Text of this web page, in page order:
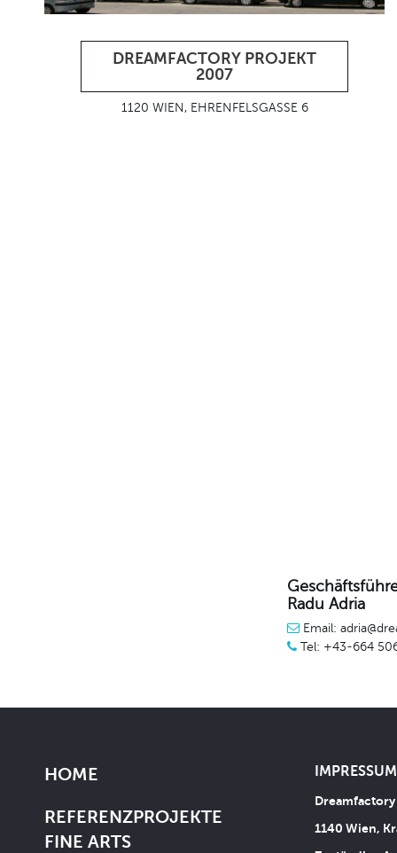
DREAMFACTORY PROJEKT
2007
1120 WIEN, EHRENFELSGASSE 6
Radu Adria
Email:
Tel: +43-664
HOME
REFERENZPROJEKTE
FINE ARTS
1140 Wien,